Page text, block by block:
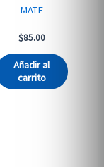
MATE
$85.00
Añadir al
carrito